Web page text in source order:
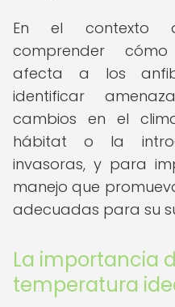
En el contexto
comprender
afecta a los
identificar
cambios en el
hábitat o la
invasoras, y para
manejo que
adecuadas para su
La importancia
temperatura